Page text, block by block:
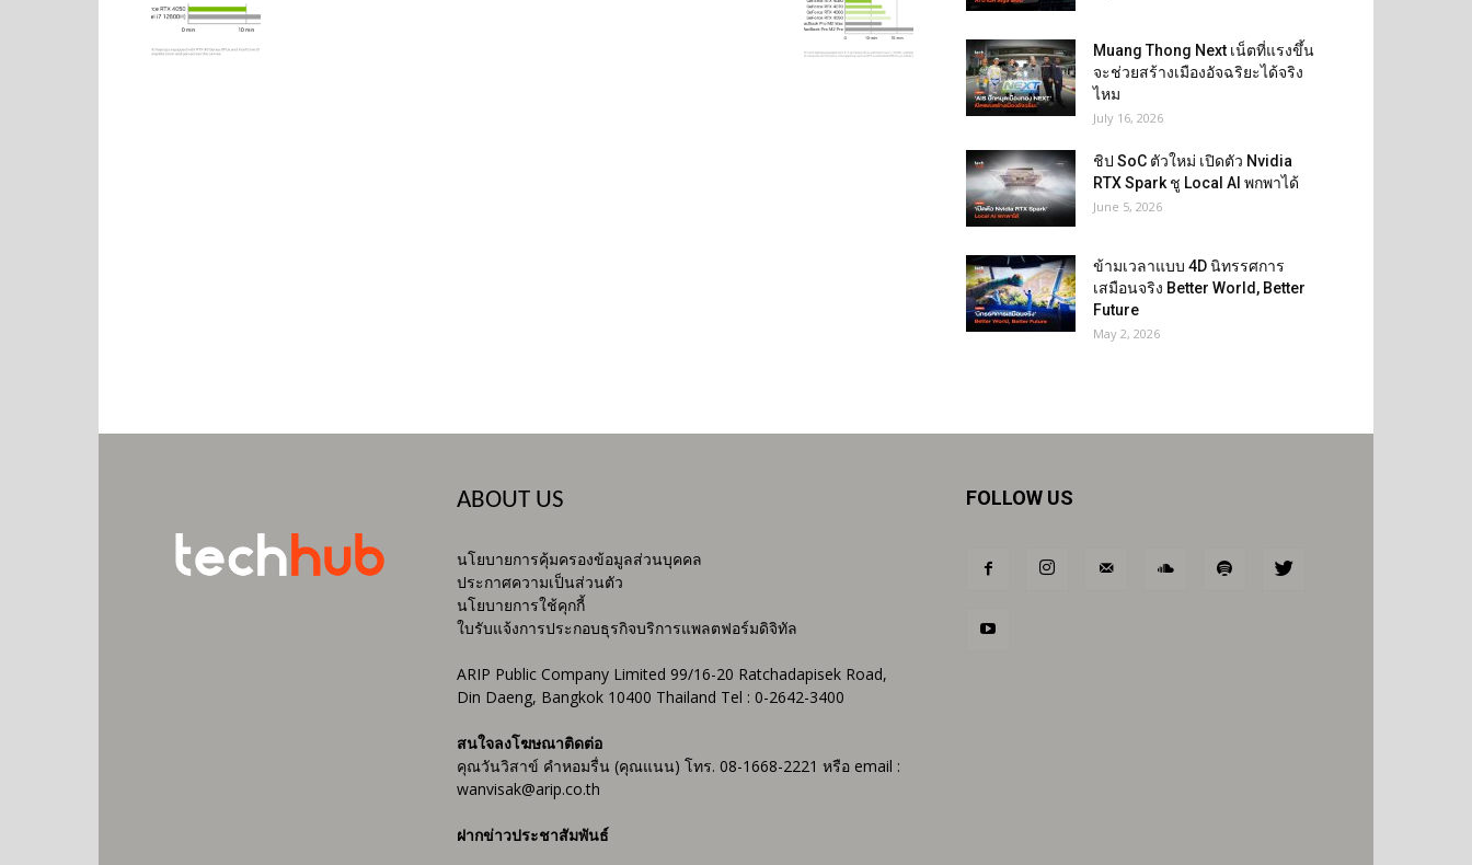
Muang Thong Next เน็ตที่แรงขึ้น
จะช่วยสร้างเมืองอัจฉริยะได้จริง
ไหม
July 16, 2026
ชิป SoC ตัวใหม่ เปิดตัว Nvidia
RTX Spark ชู Local AI พกพาได้
June 5, 2026
ข้ามเวลาแบบ 4D นิทรรศการ
เสมือนจริง Better World, Better
Future
May 2, 2026
ABOUT US
นโยบายการคุ้มครองข้อมูลส่วนบุคคล
ประกาศความเป็นส่วนตัว
นโยบายการใช้คุกกี้
ใบรับแจ้งการประกอบธุรกิจบริการแพลตฟอร์มดิจิทัล
ARIP Public Company Limited 99/16-20 Ratchadapisek Road,
Din Daeng, Bangkok 10400 Thailand Tel : 0-2642-3400
สนใจลงโฆษณาติดต่อ
คุณวันวิสาข์ คำหอมรื่น (คุณแนน) โทร. 08-1668-2221 หรือ email :
wanvisak@arip.co.th
ฝากข่าวประชาสัมพันธ์
FOLLOW US